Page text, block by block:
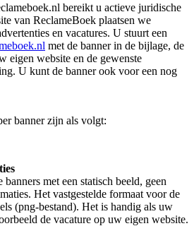
bereikt u actieve juridische
van ReclameBoek plaatsen we
en vacatures. U stuurt een
met de banner in de bijlage, de
eigen website en de gewenste
U kunt de banner ook voor een nog
banner zijn als volgt:
met een statisch beeld, geen
Het vastgestelde formaat voor de
(png-bestand). Het is handig als uw
de vacature op uw eigen website.